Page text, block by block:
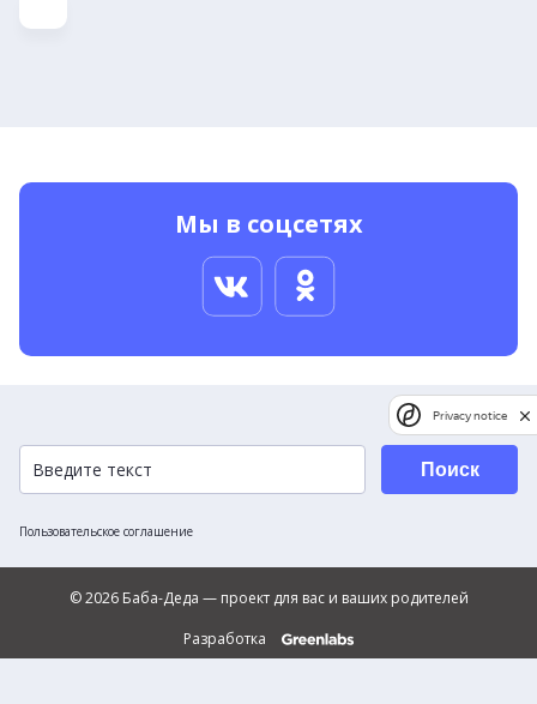
Мы в соцсетях
Пользовательское соглашение
Поиск
© 2026 Баба-Деда — проект для вас и ваших родителей
Разработка
Privacy notice